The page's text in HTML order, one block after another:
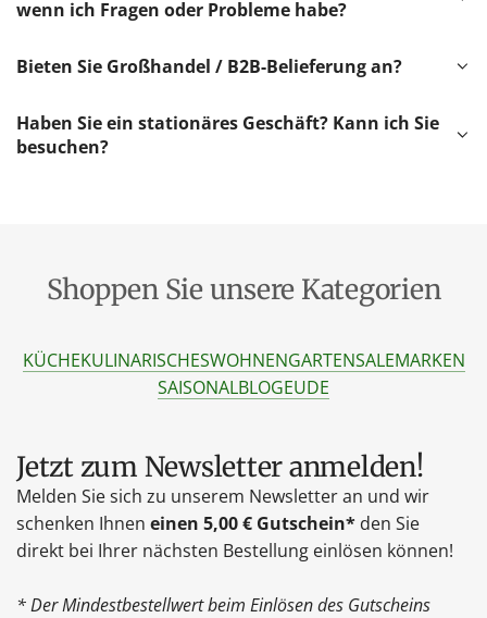
wenn ich Fragen oder Probleme habe?
Bieten Sie Großhandel / B2B-Belieferung an?
Haben Sie ein stationäres Geschäft? Kann ich Sie
besuchen?
Shoppen Sie unsere Kategorien
KÜCHEKULINARISCHESWOHNENGARTENSALEMARKEN
SAISONALBLOGEUDE
Jetzt zum Newsletter anmelden!
Melden Sie sich zu unserem Newsletter an und wir
schenken Ihnen einen 5,00 € Gutschein* den Sie
direkt bei Ihrer nächsten Bestellung einlösen können!
* Der Mindestbestellwert beim Einlösen des Gutscheins